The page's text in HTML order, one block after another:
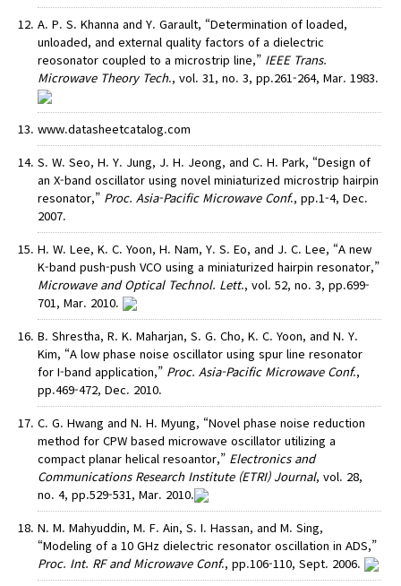
A. P. S. Khanna and Y. Garault, “Determination of loaded,
unloaded, and external quality factors of a dielectric
reosonator coupled to a microstrip line,” IEEE Trans.
Microwave Theory Tech., vol. 31, no. 3, pp.261-264, Mar. 1983.
www.datasheetcatalog.com
S. W. Seo, H. Y. Jung, J. H. Jeong, and C. H. Park, “Design of
an X-band oscillator using novel miniaturized microstrip hairpin
resonator,” Proc. Asia-Pacific Microwave Conf., pp.1-4, Dec.
2007.
H. W. Lee, K. C. Yoon, H. Nam, Y. S. Eo, and J. C. Lee, “A new
K-band push-push VCO using a miniaturized hairpin resonator,”
Microwave and Optical Technol. Lett., vol. 52, no. 3, pp.699-
701, Mar. 2010.
B. Shrestha, R. K. Maharjan, S. G. Cho, K. C. Yoon, and N. Y.
Kim, “A low phase noise oscillator using spur line resonator
for I-band application,” Proc. Asia-Pacific Microwave Conf.,
pp.469-472, Dec. 2010.
C. G. Hwang and N. H. Myung, “Novel phase noise reduction
method for CPW based microwave oscillator utilizing a
compact planar helical resoantor,” Electronics and
Communications Research Institute (ETRI) Journal, vol. 28,
no. 4, pp.529-531, Mar. 2010.
N. M. Mahyuddin, M. F. Ain, S. I. Hassan, and M. Sing,
“Modeling of a 10 GHz dielectric resonator oscillation in ADS,”
Proc. Int. RF and Microwave Conf., pp.106-110, Sept. 2006.